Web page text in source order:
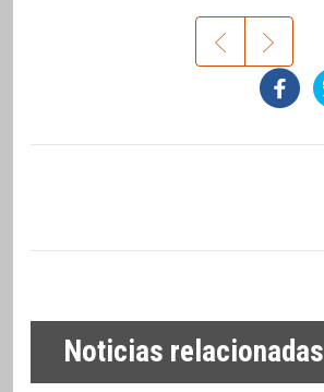
Noticias relacionadas